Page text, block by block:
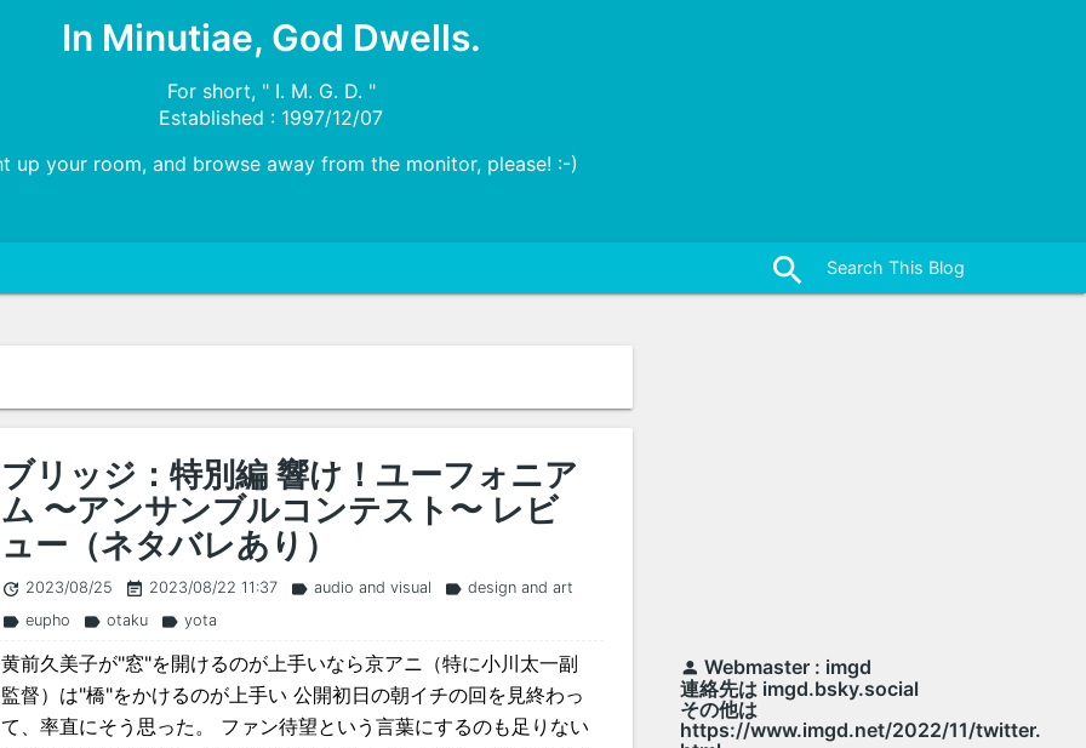
In Minutiae, God Dwells.
For short, " I. M. G. D. "
Established : 1997/12/07
up your room, and browse away from the monitor, please! :-)
search
ブリッジ：特別編 響け！ユーフォニア
ム 〜アンサンブルコンテスト〜 レビ
ュー（ネタバレあり）
update 2023/08/25 event_note 2023/08/22 11:37 label audio and visual label design and art
label eupho label otaku label yota
黄前久美子が"窓"を開けるのが上手いなら京アニ（特に小川太一副
監督）は"橋"をかけるのが上手い 公開初日の朝イチの回を見終わっ
て、率直にそう思った。 ファン待望という言葉にするのも足りない
Webmaster : imgd
連絡先は imgd.bsky.social
その他は
https://www.imgd.net/2022/11/twitter.